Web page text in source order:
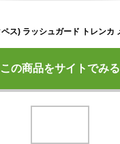
この商品をサイトでみる